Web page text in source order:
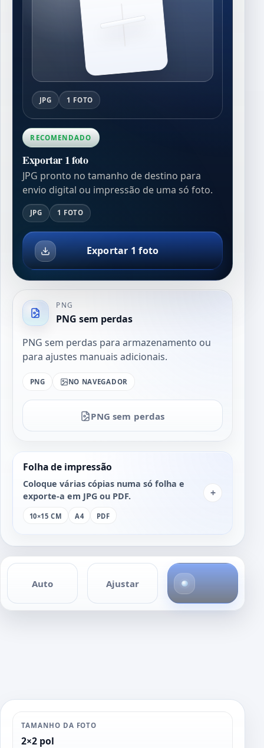
JPG 1 FOTO
RECOMENDADO
Exportar 1 foto
JPG pronto no tamanho de destino para
envio digital ou impressão de uma só foto.
JPG 1 FOTO
Exportar 1 foto
PNG
PNG sem perdas
PNG sem perdas para armazenamento ou
para ajustes manuais adicionais.
PNG NO NAVEGADOR
PNG sem perdas
Folha de impressão
Coloque várias cópias numa só folha e
exporte-a em JPG ou PDF.
10×15 CM A4 PDF
+
Auto Ajustar
o
TAMANHO DA FOTO
2×2 pol